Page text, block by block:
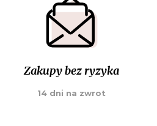
Zakupy bez ryzyka
14 dni na zwrot